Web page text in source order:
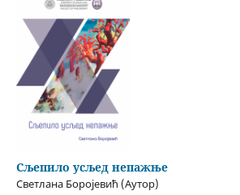
Сљепило усљед непажње
Светлана Боројевић (Аутор)